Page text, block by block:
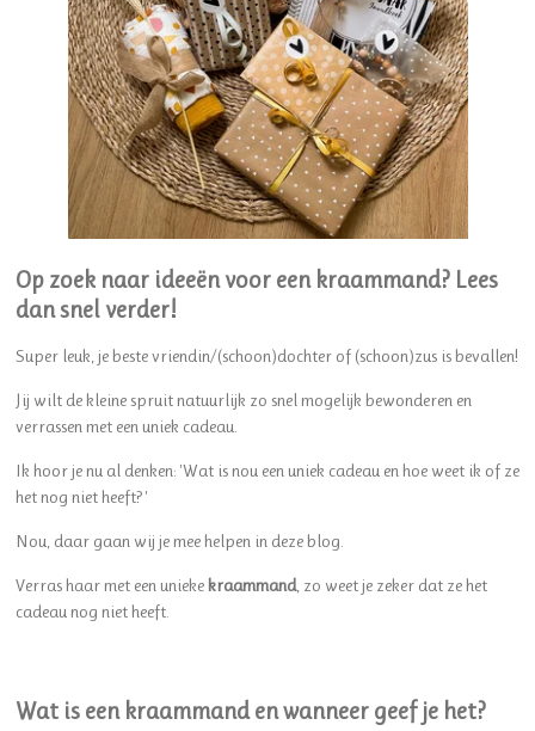
Op zoek naar ideeën voor een kraammand? Lees
dan snel verder!
Super leuk, je beste vriendin/(schoon)dochter of (schoon)zus is bevallen!
Jij wilt de kleine spruit natuurlijk zo snel mogelijk bewonderen en
verrassen met een uniek cadeau.
Ik hoor je nu al denken: 'Wat is nou een uniek cadeau en hoe weet ik of ze
het nog niet heeft? '
Nou, daar gaan wij je mee helpen in deze blog.
Verras haar met een uniekekraammand, zo weet je zeker dat ze het
cadeau nog niet heeft.
Wat is een kraammand en wanneer geef je het?